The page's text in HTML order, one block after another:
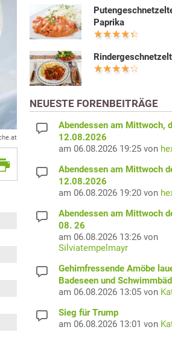
Paprika
NEUESTE FORENBEITRÄGE
Abendessen am Mittwoch,
12.08.2026
am 06.08.2026 19:25 von
Abendessen am Mittwoch
12.08.2026
am 06.08.2026 19:20 von
Abendessen am Mittwoch
08. 26
am 06.08.2026 13:26 von
Silviatempelmayr
Gehirnfressende Amöbe
Badeseen und
am 06.08.2026 13:05 von
Sieg für Trump
am 06.08.2026 13:01 von